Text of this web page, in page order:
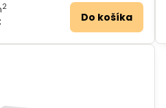
2
Do košíka